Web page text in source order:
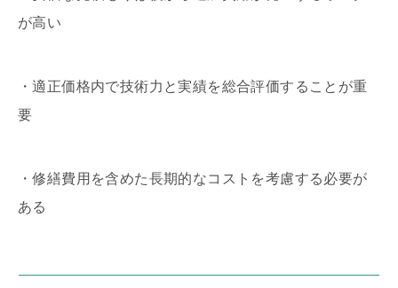
が高い
・適正価格内で技術力と実績を総合評価することが重
要
・修繕費用を含めた長期的なコストを考慮する必要が
ある